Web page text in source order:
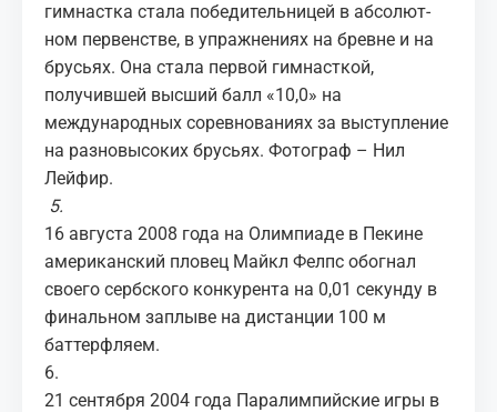
гимнастка ста­ла по­бе­ди­тель­ни­цей в аб­со­лют­
ном пер­вен­ст­ве, в уп­раж­не­ни­ях на брев­не и на
брусь­ях. Она стала первой гимнасткой,
получившей высший балл «10,0» на
международных соревнованиях за выступление
на разновысоких брусьях. Фотограф – Нил
Лейфир.
5.
16 августа 2008 года на Олимпиаде в Пекине
американский пловец Майкл Фелпс обогнал
своего сербского конкурента на 0,01 секунду в
финальном заплыве на дистанции 100 м
баттерфляем.
6.
21 сентября 2004 года Паралимпийские игры в